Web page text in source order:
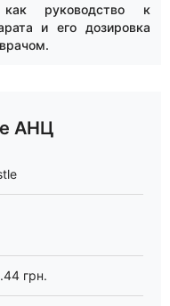
руководство к
и его дозировка
АНЦ
грн.